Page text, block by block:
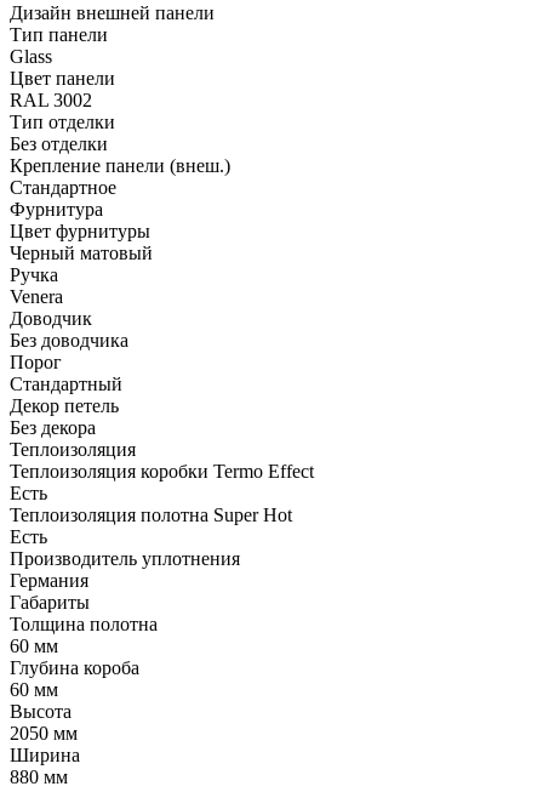
Дизайн внешней панели
Тип панели
Glass
Цвет панели
RAL 3002
Тип отделки
Без отделки
Крепление панели (внеш.)
Стандартное
Фурнитура
Цвет фурнитуры
Черный матовый
Ручка
Venera
Доводчик
Без доводчика
Порог
Стандартный
Декор петель
Без декора
Теплоизоляция
Теплоизоляция коробки Termo Effect
Есть
Теплоизоляция полотна Super Нot
Есть
Производитель уплотнения
Германия
Габариты
Толщина полотна
60 мм
Глубина короба
60 мм
Высота
2050 мм
Ширина
880 мм